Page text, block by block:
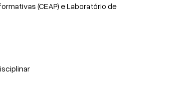
(CEAP) e Laboratório de